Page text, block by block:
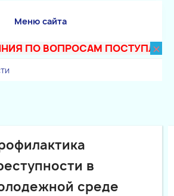
Меню сайта
ПО ВОПРОСАМ ×
в
среде